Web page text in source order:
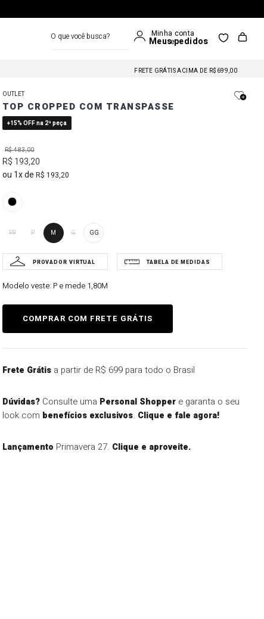
FRETE GRÁTIS ACIMA DE R$699,00
FRETE GRÁTIS NAS COMPRAS A PARTIR DE R$699
FRETE GRÁTIS ACIMA DE R$699,00
OUTLET
TOP CROPPED COM TRANSPASSE
+15% OFF na 2ª peça
R$483,00
R$ 193,20
1
R$ 193,20
PP P M G GG
Modelo veste: P e mede 1,80M
Frete Grátisa partir de R$ 699 para todo o Brasil
Dúvidas?Consulte uma Personal Shoppere garanta o seu
look com benefícios exclusivos. Clique e fale agora!
Lançamento Primavera 27. Clique e aproveite.